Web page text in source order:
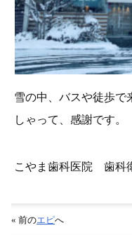
雪の中、バスや徒歩で
しゃって、感謝です。
こやま歯科医院 歯
« 前のエピへ